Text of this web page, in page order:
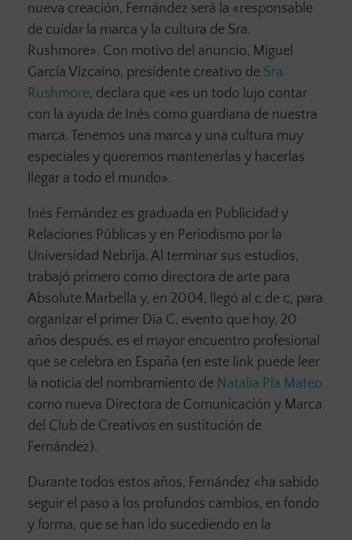
nueva creación, Fernández será la «responsable
de cuidar la marca y la cultura de Sra.
Rushmore». Con motivo del anuncio, Miguel
García Vizcaíno, presidente creativo de Sra.
Rushmore, declara que «es un todo lujo contar
con la ayuda de Inés como guardiana de nuestra
marca. Tenemos una marca y una cultura muy
especiales y queremos mantenerlas y hacerlas
llegar a todo el mundo».
Inés Fernández es graduada en Publicidad y
Relaciones Públicas y en Periodismo por la
Universidad Nebrija. Al terminar sus estudios,
trabajó primero como directora de arte para
Absolute Marbella y, en 2004, llegó al c de c, para
organizar el primer Día C, evento que hoy, 20
años después, es el mayor encuentro profesional
que se celebra en España (en este link puede leer
la noticia del nombramiento de Natalia Pla Mateo
como nueva Directora de Comunicación y Marca
del Club de Creativos en sustitución de
Fernández).
Durante todos estos años, Fernández «ha sabido
seguir el paso a los profundos cambios, en fondo
y forma, que se han ido sucediendo en la